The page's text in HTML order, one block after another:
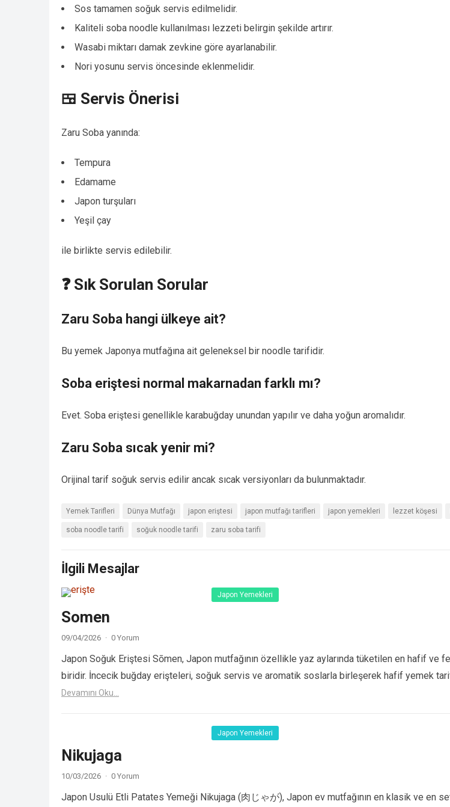
Sos tamamen soğuk servis edilmelidir.
Kaliteli soba noodle kullanılması lezzeti belirgin şekilde artırır.
Wasabi miktarı damak zevkine göre ayarlanabilir.
Nori yosunu servis öncesinde eklenmelidir.
🍱 Servis Önerisi
Zaru Soba yanında:
Tempura
Edamame
Japon turşuları
Yeşil çay
ile birlikte servis edilebilir.
❓ Sık Sorulan Sorular
Zaru Soba hangi ülkeye ait?
Bu yemek Japonya mutfağına ait geleneksel bir noodle tarifidir.
Soba eriştesi normal makarnadan farklı mı?
Evet. Soba eriştesi genellikle karabuğday unundan yapılır ve daha yoğun aromalıdır.
Zaru Soba sıcak yenir mi?
Orijinal tarif soğuk servis edilir ancak sıcak versiyonları da bulunmaktadır.
Yemek Tarifleri Dünya Mutfağı japon eriştesi japon mutfağı tarifleri japon yemekleri lezzet köşesi
soba noodle tarifi soğuk noodle tarifi zaru soba tarifi
İlgili Mesajlar
Japon Yemekleri
Somen
09/04/2026 · 0 Yorum
Japon Soğuk Eriştesi Sōmen, Japon mutfağının özellikle yaz aylarında tüketilen en hafif ve
biridir. İncecik buğday erişteleri, soğuk servis ve aromatik soslarla birleşerek hafif yemek
Devamını Oku...
Japon Yemekleri
Nikujaga
10/03/2026 · 0 Yorum
Japon Usulü Etli Patates Yemeği Nikujaga (肉じゃが), Japon ev mutfağının en klasik ve en